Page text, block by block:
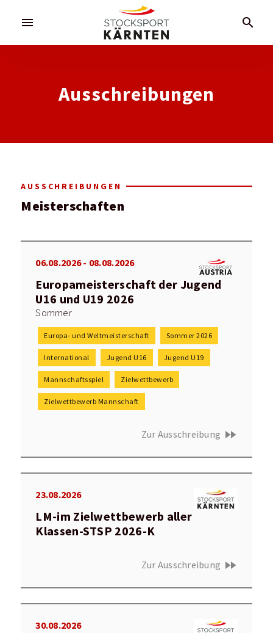
menu search
Ausschreibungen
AUSSCHREIBUNGEN
Meisterschaften
06.08.2026 - 08.08.2026
Europameisterschaft der Jugend
U16 und U19 2026
Sommer
Europa- und Weltmeisterschaft Sommer 2026
International Jugend U16 Jugend U19
Mannschaftsspiel Zielwettbewerb
Zielwettbewerb Mannschaft
Zur Ausschreibung fast_forward
23.08.2026
LM-im Zielwettbewerb aller
Klassen-STSP 2026-K
Zur Ausschreibung fast_forward
30.08.2026